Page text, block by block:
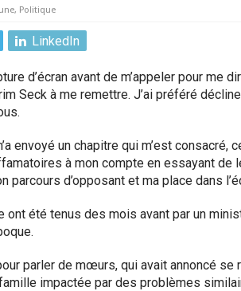
, Politique
LinkedIn
d’écran avant de m’appeler pour me
Seck à me remettre. J’ai préféré
envoyé un chapitre qui m’est consacré,
à mon compte en essayant de
parcours d’opposant et ma place dans
ont été tenus des mois avant par un
parler de mœurs, qui avait annoncé se
impactée par des problèmes